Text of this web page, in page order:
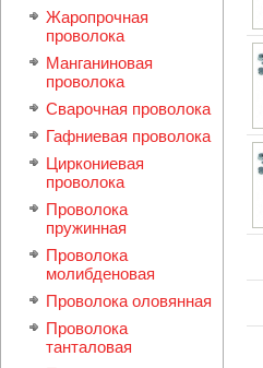
Жаропрочная
проволока
Манганиновая
проволока
Сварочная проволока
Гафниевая проволока
Циркониевая
проволока
Проволока
пружинная
Проволока
молибденовая
Проволока оловянная
Проволока
танталовая